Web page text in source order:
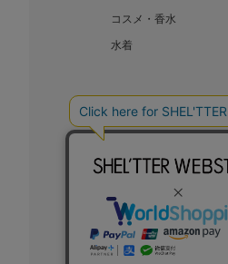
コスメ・香水
水着
BAROQUE JAPAN
COPYRIGHT © BAROQUE